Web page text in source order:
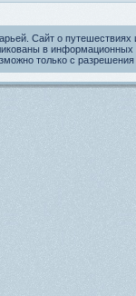
Сайт о путешествиях
в информационных
только с разрешения